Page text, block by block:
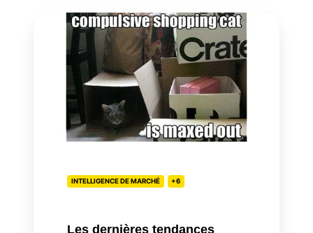
dernières
tendances
shopping
INTELLIGENCE DE MARCHÉ +6
Les dernières tendances